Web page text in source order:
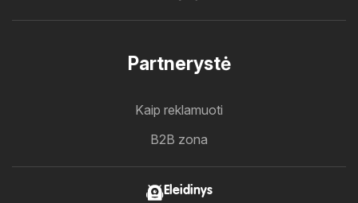
Partnerystė
Kaip reklamuoti
B2B zona
Eleidinys